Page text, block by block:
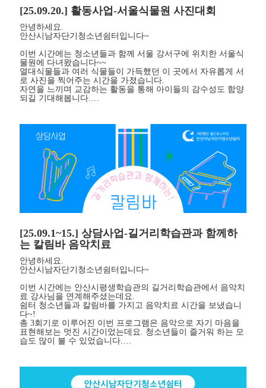
[25.09.20.] 활동사업-서울식물원 사진대회
안녕하세요.
안산시남자단기청소년쉼터입니다~
이번 시간에는 청소년들과 함께 서울 강서구에 위치한 서울식
물원에 다녀왔습니다~~
열대식물들과 여러 식물들이 가득했던 이 곳에서 자유롭게 서
로 사진을 찍어주는 시간을 가졌습니다.
자연을 느끼며 교감하는 활동을 통해 아이들의 감수성도 함양
되길 기대해봅니다.…
[25.09.1~15.] 상담사업-길거리학습관과 함께하
는 칼림바 음악치료
안녕하세요.
안산시남자단기청소년쉼터입니다~
이번 시간에는 안산시평생학습관의 길거리학습관에서 음악치
료 강사님을 연계해주셨는데요.
쉼터 청소년들과 칼림바를 가지고 음악치료 시간을 보냈습니
다~!
총 3회기로 이루어진 이번 프로그램은 음악으로 자기 마음을
표현해보는 멋진 시간이었는데요. 청소년들이 즐거워 하는 모
습도 많이 볼 수 있었습니다.…